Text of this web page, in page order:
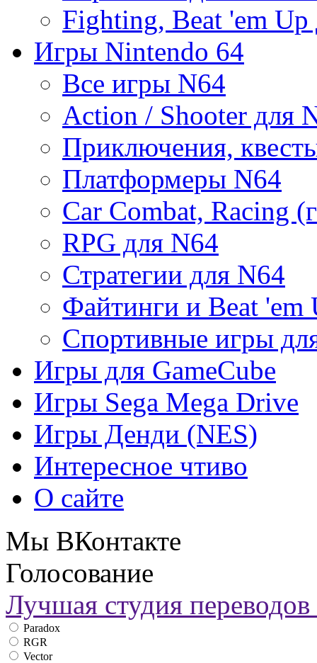
Fighting, Beat 'em Up
Игры Nintendo 64
Все игры N64
Action / Shooter для
Приключения,
Платформеры N64
Car Combat, Racing
RPG для N64
Стратегии для N64
Файтинги и Beat 'em
Спортивные игры
Игры для GameCube
Игры Sega Mega Drive
Игры Денди (NES)
Интересное чтиво
О сайте
Мы ВКонтакте
Голосование
Лучшая студия переводов
Paradox
RGR
Vector